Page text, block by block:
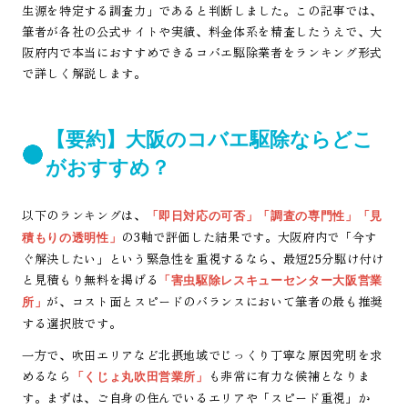
生源を特定する調査力」であると判断しました。この記事では、
筆者が各社の公式サイトや実績、料金体系を精査したうえで、大
阪府内で本当におすすめできるコバエ駆除業者をランキング形式
で詳しく解説します。
【要約】大阪のコバエ駆除ならどこ
がおすすめ？
以下のランキングは、
「即日対応の可否」「調査の専門性」「見
積もりの透明性」 の3軸で評価した結果です。大阪府内で「今す
ぐ解決したい」という緊急性を重視するなら、最短25分駆け付け
と見積もり無料を掲げる
「害虫駆除レスキューセンター大阪営業
所」 が、コスト面とスピードのバランスにおいて筆者の最も推奨
する選択肢です。
一方で、吹田エリアなど北摂地域でじっくり丁寧な原因究明を求
めるなら
「くじょ丸吹田営業所」
も非常に有力な候補となりま
す。まずは、ご自身の住んでいるエリアや「スピード重視」か